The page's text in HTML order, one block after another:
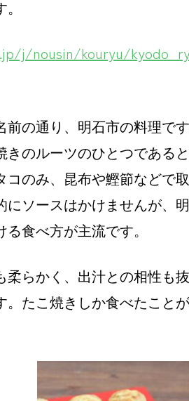
j/nousin/kouryu/
前の通り、明石市の料理で
きのルーツのひとつである
コのみ、昆布や鰹節などで
にソースはかけませんが、
食べ方が主流です。
柔らかく、出汁との相性も
。たこ焼きしか食べたこと